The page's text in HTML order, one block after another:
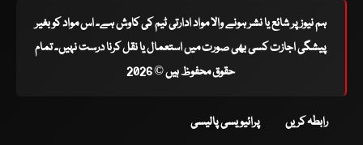
ہم نیوز پر شائع یا نشر ہونے والا مواد ادارتی ٹیم کی کاوش ہے۔ اس مواد کو بغیر
پیشگی اجازت کسی بھی صورت میں استعمال یا نقل کرنا درست نہیں۔ تمام
حقوق محفوظ ہیں © 2026
رابطہ کریں پرائیویسی پالیسی